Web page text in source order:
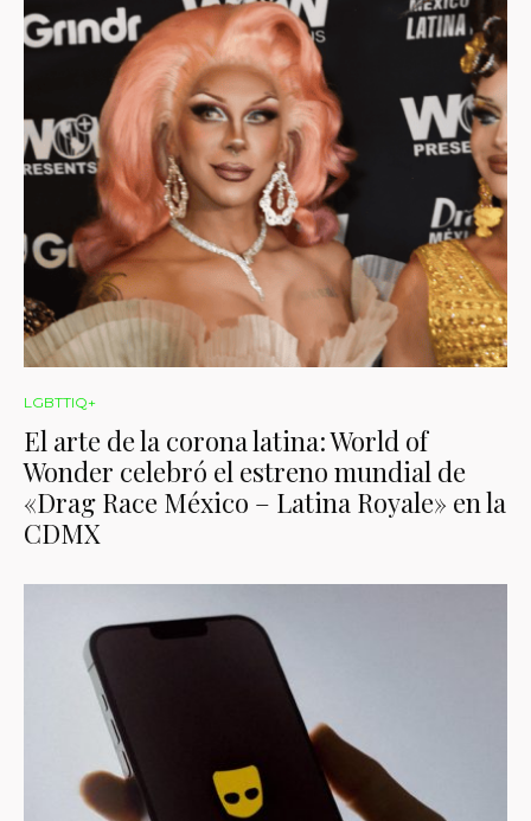
LGBTTIQ+
El arte de la corona latina: World of
Wonder celebró el estreno mundial de
«Drag Race México – Latina Royale» en la
CDMX